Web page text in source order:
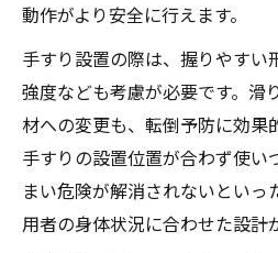
老後に備えたリフォー
考え方
健康寿命を伸ばすリ
高齢者の一人暮らし
策
マンションリフォー
夫を
動作がより安全に行えます。
手すり設置の際は、握りやすい
強度なども考慮が必要です。滑
材への変更も、転倒予防に効果
手すりの設置位置が合わず使い
まい危険が解消されないといっ
用者の身体状況に合わせた設計